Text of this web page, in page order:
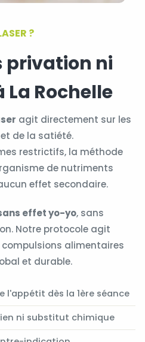
?
privation ni
Rochelle
agit directement sur les
de la satiété.
restrictifs, la méthode
de nutriments
effet secondaire.
effet yo-yo, sans
Notre protocole agit
alimentaires
et durable.
l'appétit dès la 1ère séance
ni substitut chimique